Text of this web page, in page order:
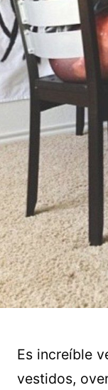
Es increíble
vestidos,